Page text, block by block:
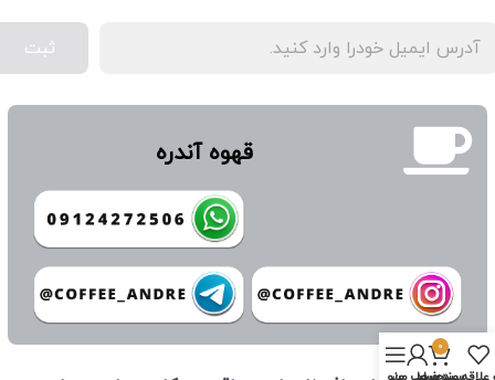
ثبت
قهوه آندره
0